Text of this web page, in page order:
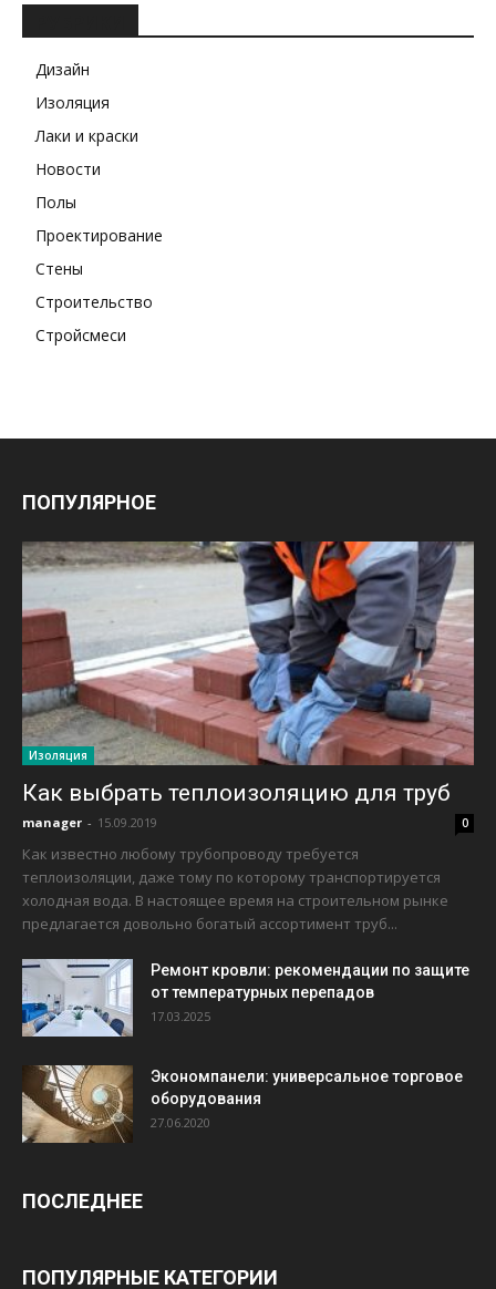
Дизайн
Изоляция
Лаки и краски
Новости
Полы
Проектирование
Стены
Строительство
Стройсмеси
ПОПУЛЯРНОЕ
Изоляция
Как выбрать теплоизоляцию для труб
manager - 15.09.2019 0
Как известно любому трубопроводу требуется
теплоизоляции, даже тому по которому транспортируется
холодная вода. В настоящее время на строительном рынке
предлагается довольно богатый ассортимент труб...
Ремонт кровли: рекомендации по защите
от температурных перепадов
17.03.2025
Экономпанели: универсальное торговое
оборудования
27.06.2020
ПОСЛЕДНЕЕ
ПОПУЛЯРНЫЕ КАТЕГОРИИ